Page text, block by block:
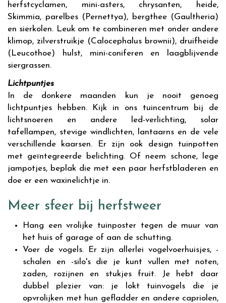
herfstcyclamen, mini-asters, chrysanten, heide,
Skimmia, parelbes (Pernettya), bergthee (Gaultheria)
en sierkolen. Leuk om te combineren met onder andere
klimop, zilverstruikje (Calocephalus brownii), druifheide
(Leucothoe) hulst, mini-coniferen en laagblijvende
siergrassen.
Lichtpuntjes
In de donkere maanden kun je nooit genoeg
lichtpuntjes hebben. Kijk in ons tuincentrum bij de
lichtsnoeren en andere led-verlichting, solar
tafellampen, stevige windlichten, lantaarns en de vele
verschillende kaarsen. Er zijn ook design tuinpotten
met geïntegreerde belichting. Of neem schone, lege
jampotjes, beplak die met een paar herfstbladeren en
doe er een waxinelichtje in.
Meer sfeer bij herfstweer
Hang een vrolijke tuinposter tegen de muur van
het huis of garage of aan de schutting.
Voer de vogels. Er zijn allerlei vogelvoerhuisjes, -
schalen en -silo's die je kunt vullen met noten,
zaden, rozijnen en stukjes fruit. Je hebt daar
dubbel plezier van: je lokt tuinvogels die je
opvrolijken met hun gefladder en andere capriolen,